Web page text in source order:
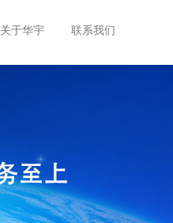
关于华宇 联系我们